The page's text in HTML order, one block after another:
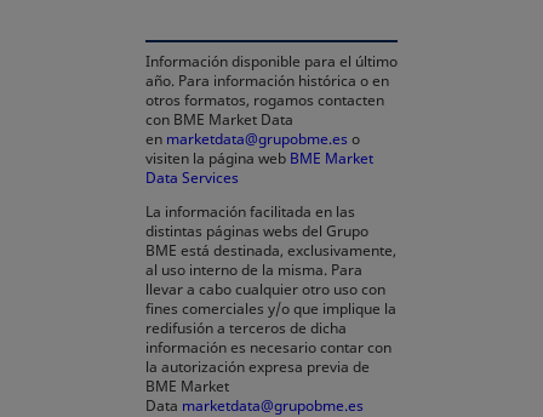
Información disponible para el último
año. Para información histórica o en
otros formatos, rogamos contacten
con BME Market Data
en marketdata@grupobme.es o
visiten la página web BME Market
Data Services
La información facilitada en las
distintas páginas webs del Grupo
BME está destinada, exclusivamente,
al uso interno de la misma. Para
llevar a cabo cualquier otro uso con
fines comerciales y/o que implique la
redifusión a terceros de dicha
información es necesario contar con
la autorización expresa previa de
BME Market
Data marketdata@grupobme.es